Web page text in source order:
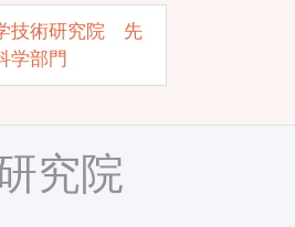
技術研究院 先
学部門
究院